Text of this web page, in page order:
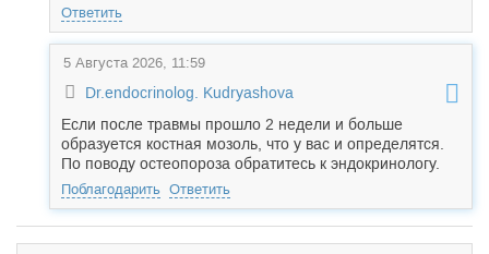
Ответить
5 Августа 2026, 11:59
Dr.endocrinolog. Kudryashova
Если после травмы прошло 2 недели и больше
образуется костная мозоль, что у вас и определятся.
По поводу остеопороза обратитесь к эндокринологу.
Поблагодарить Ответить